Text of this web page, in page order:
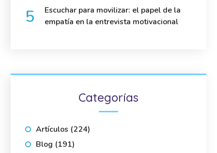
Escuchar para movilizar: el papel de la
empatía en la entrevista motivacional
Categorías
Artículos (224)
Blog (191)